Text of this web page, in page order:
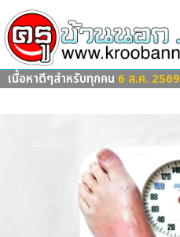
เนื้อหาดีๆสำหรับทุกคน 6 ส.ค. 2569